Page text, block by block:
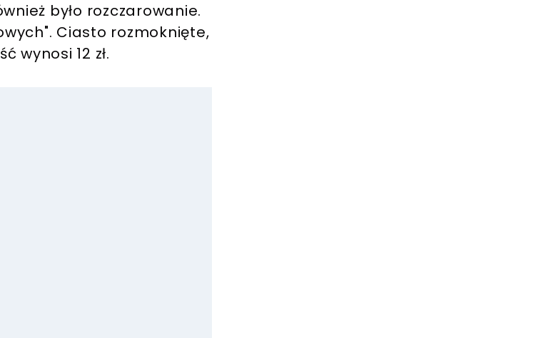
było rozczarowanie.
Ciasto rozmoknięte,
wynosi 12 zł.